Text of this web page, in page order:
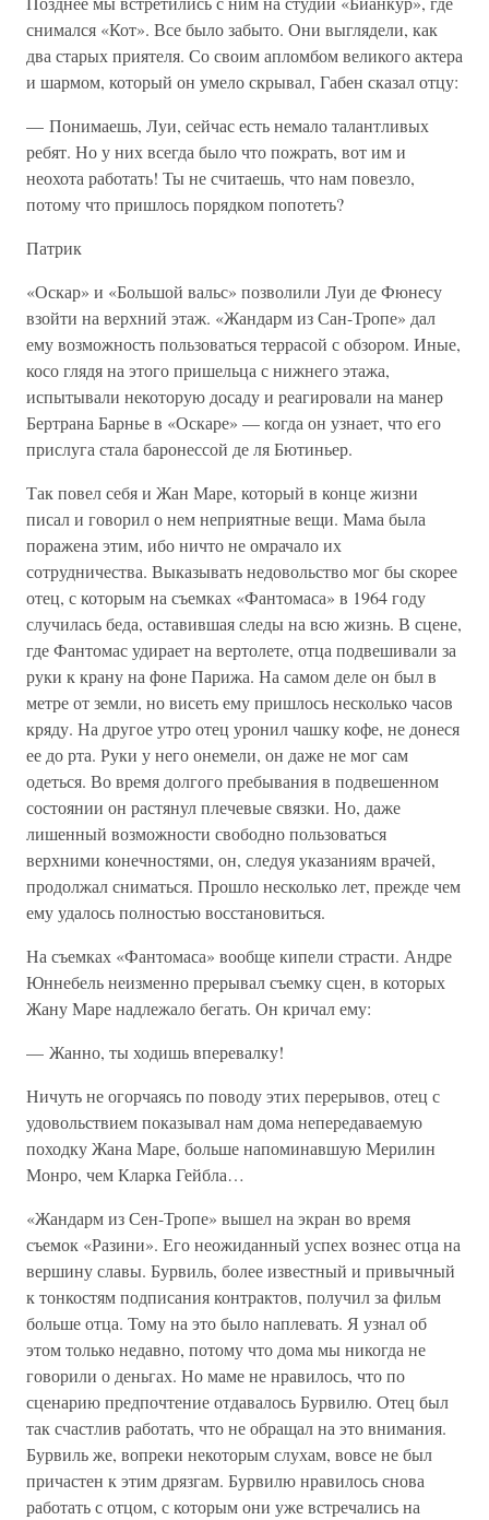
снимался «Кот». Все было забыто. Они выглядели, как
два старых приятеля. Со своим апломбом великого актера
и шармом, который он умело скрывал, Габен сказал отцу:
— Понимаешь, Луи, сейчас есть немало талантливых
ребят. Но у них всегда было что пожрать, вот им и
неохота работать! Ты не считаешь, что нам повезло,
потому что пришлось порядком попотеть?
Патрик
«Оскар» и «Большой вальс» позволили Луи де Фюнесу
взойти на верхний этаж. «Жандарм из Сан-Тропе» дал
ему возможность пользоваться террасой с обзором. Иные,
косо глядя на этого пришельца с нижнего этажа,
испытывали некоторую досаду и реагировали на манер
Бертрана Барнье в «Оскаре» — когда он узнает, что его
прислуга стала баронессой де ля Бютиньер.
Так повел себя и Жан Маре, который в конце жизни
писал и говорил о нем неприятные вещи. Мама была
поражена этим, ибо ничто не омрачало их
сотрудничества. Выказывать недовольство мог бы скорее
отец, с которым на съемках «Фантомаса» в 1964 году
случилась беда, оставившая следы на всю жизнь. В сцене,
где Фантомас удирает на вертолете, отца подвешивали за
руки к крану на фоне Парижа. На самом деле он был в
метре от земли, но висеть ему пришлось несколько часов
кряду. На другое утро отец уронил чашку кофе, не донеся
ее до рта. Руки у него онемели, он даже не мог сам
одеться. Во время долгого пребывания в подвешенном
состоянии он растянул плечевые связки. Но, даже
лишенный возможности свободно пользоваться
верхними конечностями, он, следуя указаниям врачей,
продолжал сниматься. Прошло несколько лет, прежде чем
ему удалось полностью восстановиться.
На съемках «Фантомаса» вообще кипели страсти. Андре
Юннебель неизменно прерывал съемку сцен, в которых
Жану Маре надлежало бегать. Он кричал ему:
— Жанно, ты ходишь вперевалку!
Ничуть не огорчаясь по поводу этих перерывов, отец с
удовольствием показывал нам дома непередаваемую
походку Жана Маре, больше напоминавшую Мерилин
Монро, чем Кларка Гейбла…
«Жандарм из Сен-Тропе» вышел на экран во время
съемок «Разини». Его неожиданный успех вознес отца на
вершину славы. Бурвиль, более известный и привычный
к тонкостям подписания контрактов, получил за фильм
больше отца. Тому на это было наплевать. Я узнал об
этом только недавно, потому что дома мы никогда не
говорили о деньгах. Но маме не нравилось, что по
сценарию предпочтение отдавалось Бурвилю. Отец был
так счастлив работать, что не обращал на это внимания.
Бурвиль же, вопреки некоторым слухам, вовсе не был
причастен к этим дрязгам. Бурвилю нравилось снова
работать с отцом, с которым они уже встречались на